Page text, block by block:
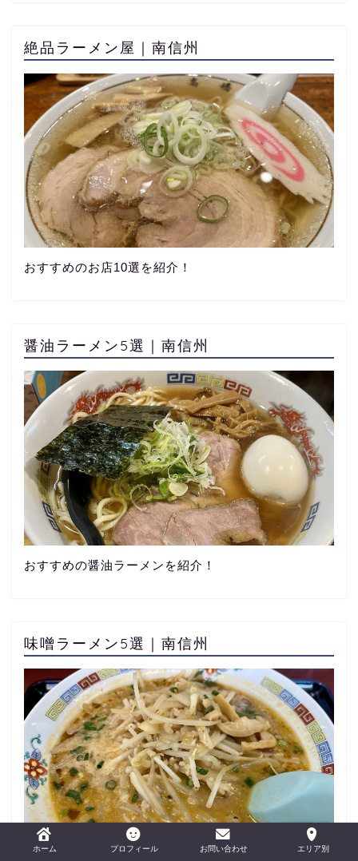
絶品ラーメン屋｜南信州
おすすめのお店10選を紹介！
醤油ラーメン5選｜南信州
おすすめの醤油ラーメンを紹介！
味噌ラーメン5選｜南信州
ホーム プロフィール お問い合わせ エリア別